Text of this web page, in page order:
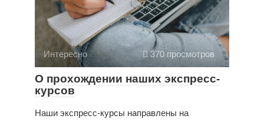
Интересно 370 просмотров
О прохождении наших экспресс-
курсов
Наши экспресс-курсы направлены на